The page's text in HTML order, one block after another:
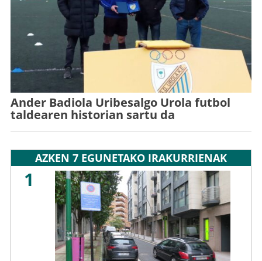
Ander Badiola Uribesalgo Urola futbol
taldearen historian sartu da
AZKEN 7 EGUNETAKO IRAKURRIENAK
1